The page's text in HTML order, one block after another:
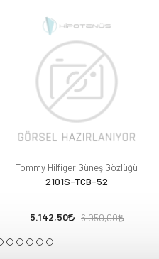
Tommy Hilfiger Güneş Gözlüğü
2101S-TCB-52
5.142,50 6.050,00